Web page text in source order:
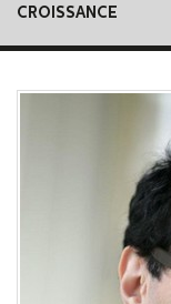
CROISSANCE